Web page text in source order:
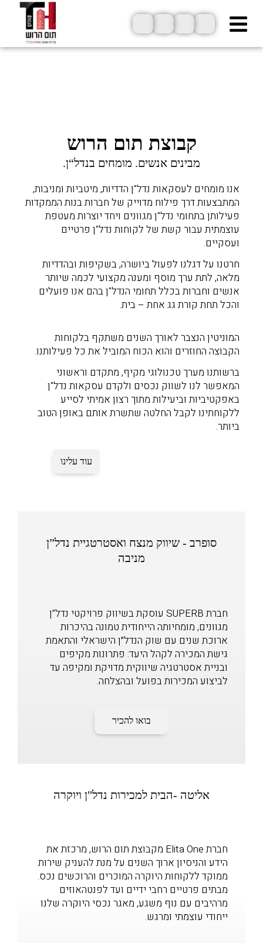
לתוכן
קבוצת תום הרוש
מבינים אנשים. מומחים בנדל“ן.
אנו מומחים לעסקאות נדל"ן הדדיות, מיטביות ומניבות,
המתבצעות דרך פילוח מדוייק של חברות בנות הממקדות
פעילותן בתחומי נדל"ן מגוונים ויחד יוצרות מעטפת
עוצמתית עבור קשת של לקוחות נדל"ן פרטיים
ועסקיים.
חרטנו על דגלנו לפעול ביושרה, בשקיפות ובהדדיות
מלאה, לתת ערך מוסף ומענה מקצועי לכמה שיותר
אנשים וחברות בכלל תחומי הנדל"ן בהם אנו פועלים
והכל תחת קורת גג אחת – בית.
המוניטין הנצבר לאורך השנים משתקף בלקוחות
הקבוצה החוזרים והוא הכוח המוביל את כל פעילותנו.
ברשותנו מערך טכנולוגי מקיף, מתקדם וראשוני
המאפשר לנו לשווק נכסים ולקדם עסקאות נדל"ן
באפקטיביות וביעילות מתוך רצון אמיתי לסייע
ללקוחתינו לקבל החלטה שתשרת אותם באופן הטוב
ביותר.
עוד עלינו
סופרב - שיווק מנצח ואסטרטגיית נדל”ן
מניבה
חברת SUPERB עוסקת בשיווק פרויקטי נדל”ן
מגוונים, מומחיותה הייחודית טמונה בהיכרות
ארוכת שנים עם שוק הנדל״ן הישראלי והתאמת
גישת המכירה לקהל היעד: פתרונות מקיפים
ובניית אסטרטגיה שיווקית מדויקת ומקיפה עד
לביצוע המכירות בפועל ובהצלחה.
בואו להכיר
אליטה -הבית למכירות נדל"ן ויוקרה
חברת Elita One מקבוצת תום הרוש, מרכזת את
הידע והניסיון ארוך השנים על מנת להעניק שירות
ממוקד ללקוחות היוקרה המוכרים והרוכשים נכס.
מבתים פרטיים רחבי ידיים ועד לפנטהאוזים
מרהיבים עם נוף משגע, מאגר נכסי היוקרה שלנו
ייחודי עוצמתי ומרגש.